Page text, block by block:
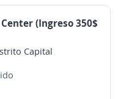
(Ingreso 350$
Capital